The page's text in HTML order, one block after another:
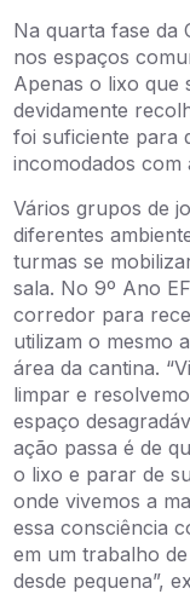
Na quarta fase da
nos espaços
Apenas o lixo que
devidamente
foi suficiente para
incomodados com
Vários grupos de
diferentes
turmas se
sala. No 9º Ano
corredor para
utilizam o mesmo
área da cantina.
limpar e
espaço
ação passa é de
o lixo e parar de
onde vivemos a
essa consciência
em um trabalho
desde pequena”,